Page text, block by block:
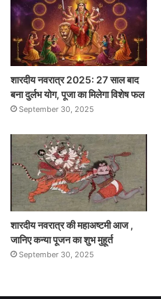
शारदीय नवरात्र 2025: 27 साल बाद
बना दुर्लभ योग, पूजा का मिलेगा विशेष फल
September 30, 2025
शारदीय नवरात्र की महाअष्टमी आज ,
जानिए कन्या पूजन का शुभ मुहूर्त
September 30, 2025